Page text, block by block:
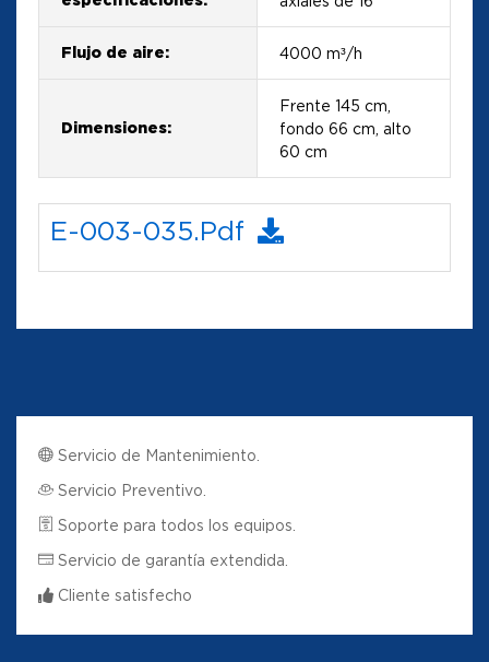
Flujo de aire: 4000 m³/h
Dimensiones:
Frente 145 cm,
fondo 66 cm, alto
60 cm
E-003-035.pdf
Servicio de Mantenimiento.
Servicio Preventivo.
Soporte para todos los equipos.
Servicio de garantía extendida.
Cliente satisfecho